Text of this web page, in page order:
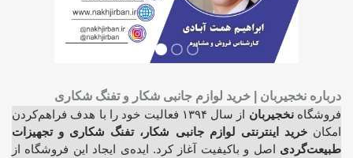
درباره نخجیربان | خرید لوازم جانبی شکار و تفنگ شکاری
فروشگاه نخجیربان
از سال ۱۳۹۴ فعالیت خود را با هدف فراهم‌کردن
امکان خرید اینترنتی لوازم جانبی شکار، تفنگ شکاری و تجهیزات
طبیعت‌گردی اصل و باکیفیت آغاز کرد. ایده‌ی ایجاد این فروشگاه از